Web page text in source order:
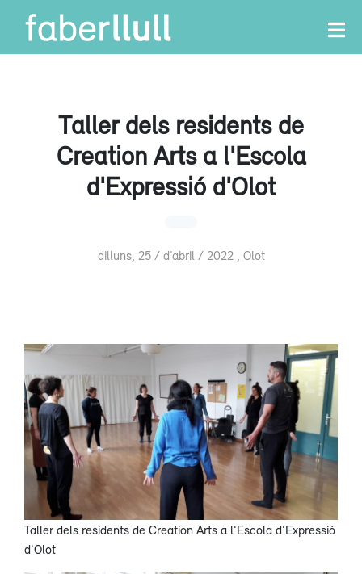
Taller dels residents de
Creation Arts a l'Escola
d'Expressió d'Olot
dilluns, 25 / d’abril / 2022 , Olot
Taller dels residents de Creation Arts a l'Escola d'Expressió
d'Olot